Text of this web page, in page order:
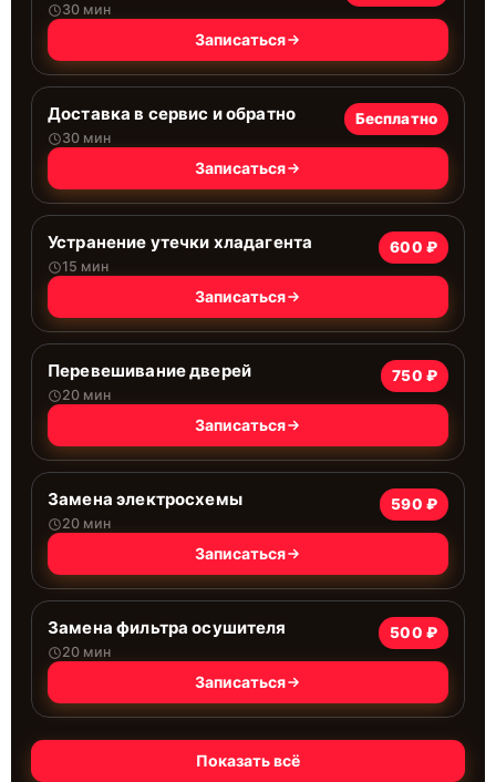
30 мин
Записаться
Доставка в сервис и обратно
30 мин
Бесплатно
Записаться
Устранение утечки хладагента
15 мин
600 ₽
Записаться
Перевешивание дверей
20 мин
750 ₽
Записаться
Замена электросхемы
20 мин
590 ₽
Записаться
Замена фильтра осушителя
20 мин
500 ₽
Записаться
Показать всё